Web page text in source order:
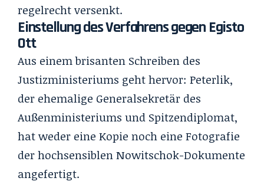
regelrecht versenkt.
Einstellung des Verfahrens gegen Egisto
Ott
Aus einem brisanten Schreiben des
Justizministeriums geht hervor: Peterlik,
der ehemalige Generalsekretär des
Außenministeriums und Spitzendiplomat,
hat weder eine Kopie noch eine Fotografie
der hochsensiblen Nowitschok-Dokumente
angefertigt.